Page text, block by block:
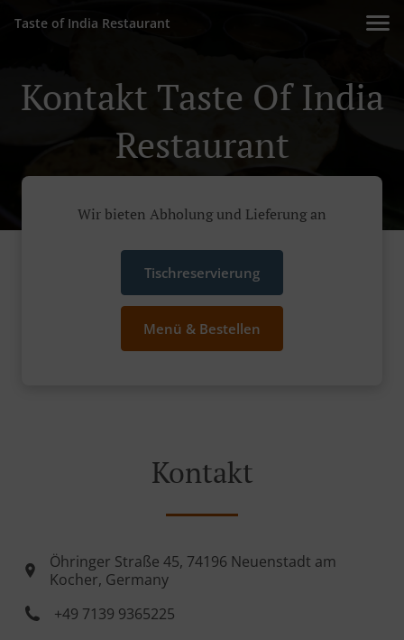
Taste of India Restaurant
Kontakt Taste Of India
Restaurant
Wir bieten Abholung und Lieferung an
Tischreservierung
Menü & Bestellen
Kontakt
Öhringer Straße 45, 74196 Neuenstadt am
Kocher, Germany
+49 7139 9365225